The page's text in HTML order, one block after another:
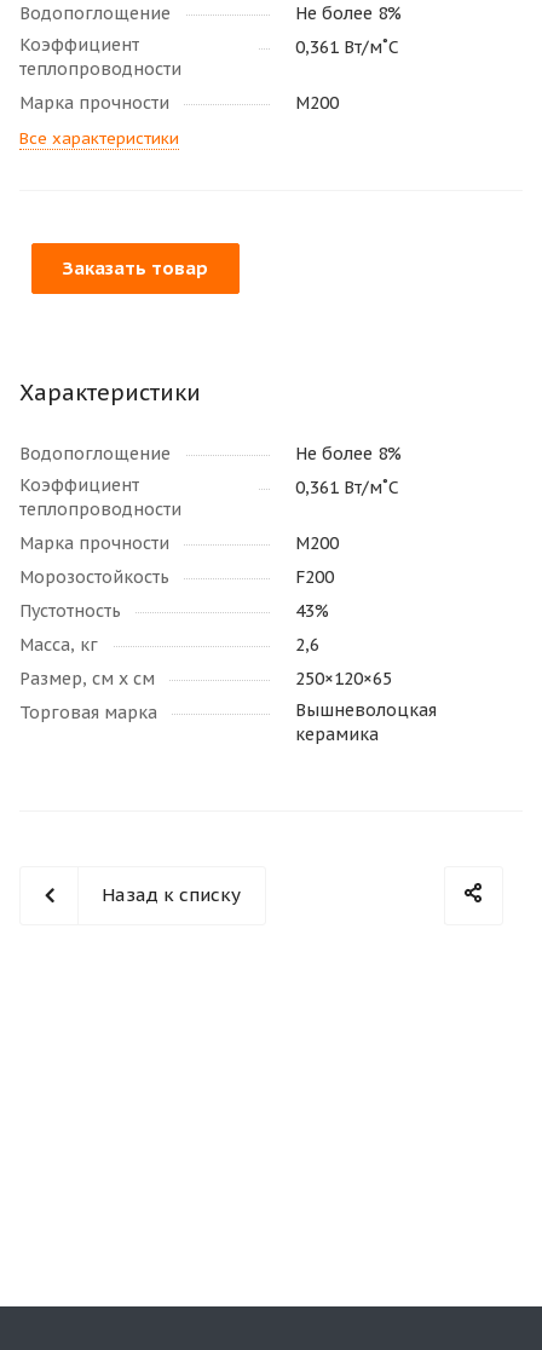
Водопоглощение
Не более 8%
Коэффициент
теплопроводности
0,361 Вт/м˚С
Марка прочности М200
Все характеристики
Заказать товар
Характеристики
Водопоглощение
Не более 8%
Коэффициент
теплопроводности
0,361 Вт/м˚С
Марка прочности
М200
Морозостойкость
F200
Пустотность
43%
Масса, кг
2,6
Размер, см х см
250×120×65
Торговая марка
Вышневолоцкая
керамика
Назад к списку